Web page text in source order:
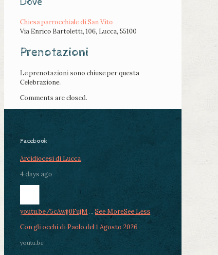
Dove
Chiesa parrocchiale di San Vito
Via Enrico Bartoletti, 106, Lucca, 55100
Prenotazioni
Le prenotazioni sono chiuse per questa
Celebrazione.
Comments are closed.
Facebook
Arcidiocesi di Lucca
4 days ago
youtu.be/5cAwjj0FujM ... See MoreSee Less
Con gli occhi di Paolo del 1 Agosto 2026
youtu.be